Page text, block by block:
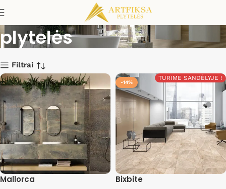
Metalo imitacijos
plytelės
Filtrai
Mallorca
-14%
TURIME SANDĖLYJE !
Bixbite